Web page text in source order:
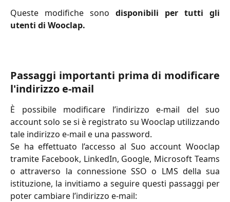
Queste modifiche sono disponibili per tutti gli
utenti di Wooclap.
Passaggi importanti prima di modificare
l'indirizzo e-mail
È possibile modificare l’indirizzo e-mail del suo
account solo se si è registrato su Wooclap utilizzando
tale indirizzo e-mail e una password.
Se ha effettuato l’accesso al Suo account Wooclap
tramite Facebook, LinkedIn, Google, Microsoft Teams
o attraverso la connessione SSO o LMS della sua
istituzione, la invitiamo a seguire questi passaggi per
poter cambiare l’indirizzo e-mail: